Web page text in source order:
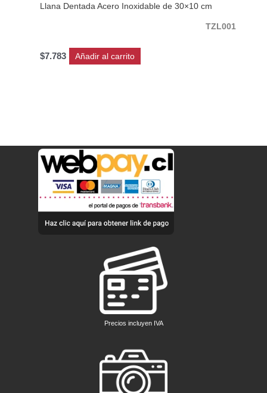
Llana Dentada Acero Inoxidable de 30×10 cm
TZL001
$7.783 Añadir al carrito
Precios incluyen IVA